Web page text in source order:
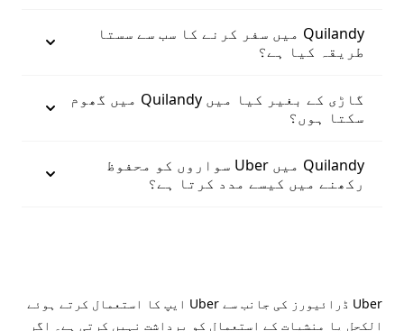
Quilandy میں سفر کرنے کا سب سے سستا
طریقہ کیا ہے؟
گاڑی کے بغیر کیا میں Quilandy میں گھوم
سکتا ہوں؟
Quilandy میں Uber سواروں کو محفوظ
رکھنے میں کیسے مدد کرتا ہے؟
Uber ڈرائیورز کی جانب سے Uber ایپ کا استعمال کرتے ہوئے
الکحل یا منشیات کے استعمال کو برداشت نہیں کرتی ہے۔ اگر